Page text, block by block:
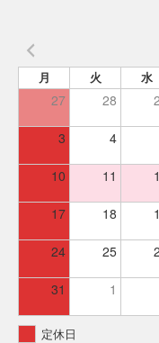
月 火 水
27 28
3 4
10 11
17 18
24 25
31 1
定休日